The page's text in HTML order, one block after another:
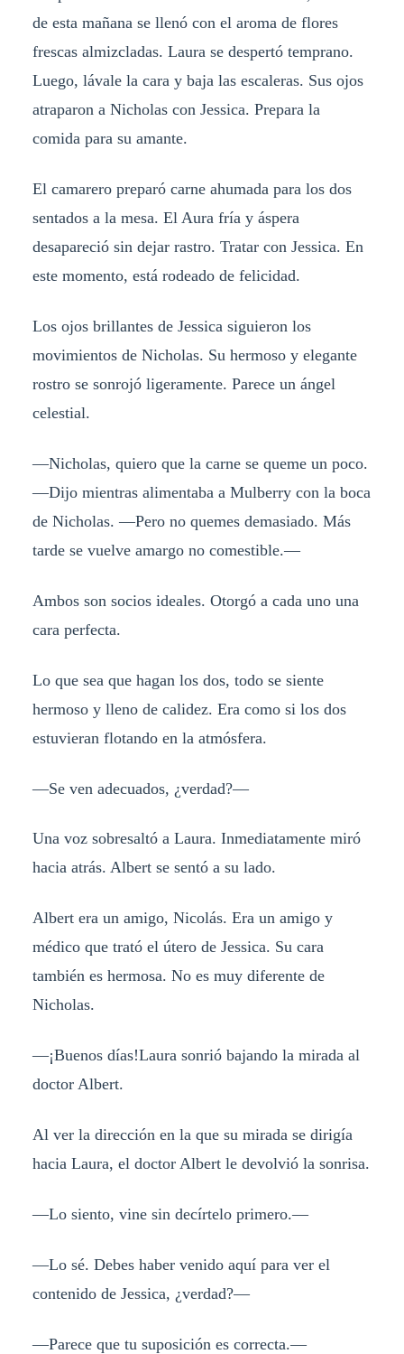
de esta mañana se llenó con el aroma de flores
frescas almizcladas. Laura se despertó temprano.
Luego, lávale la cara y baja las escaleras. Sus ojos
atraparon a Nicholas con Jessica. Prepara la
comida para su amante.
El camarero preparó carne ahumada para los dos
sentados a la mesa. El Aura fría y áspera
desapareció sin dejar rastro. Tratar con Jessica. En
este momento, está rodeado de felicidad.
Los ojos brillantes de Jessica siguieron los
movimientos de Nicholas. Su hermoso y elegante
rostro se sonrojó ligeramente. Parece un ángel
celestial.
—Nicholas, quiero que la carne se queme un poco.
—Dijo mientras alimentaba a Mulberry con la boca
de Nicholas. —Pero no quemes demasiado. Más
tarde se vuelve amargo no comestible.—
Ambos son socios ideales. Otorgó a cada uno una
cara perfecta.
Lo que sea que hagan los dos, todo se siente
hermoso y lleno de calidez. Era como si los dos
estuvieran flotando en la atmósfera.
—Se ven adecuados, ¿verdad?—
Una voz sobresaltó a Laura. Inmediatamente miró
hacia atrás. Albert se sentó a su lado.
Albert era un amigo, Nicolás. Era un amigo y
médico que trató el útero de Jessica. Su cara
también es hermosa. No es muy diferente de
Nicholas.
—¡Buenos días!Laura sonrió bajando la mirada al
doctor Albert.
Al ver la dirección en la que su mirada se dirigía
hacia Laura, el doctor Albert le devolvió la sonrisa.
—Lo siento, vine sin decírtelo primero.—
—Lo sé. Debes haber venido aquí para ver el
contenido de Jessica, ¿verdad?—
—Parece que tu suposición es correcta.—